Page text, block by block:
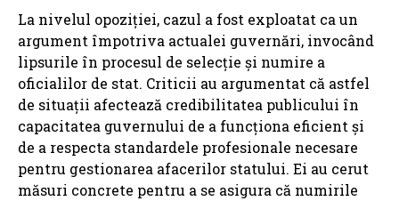
La nivelul opoziției, cazul a fost exploatat ca un
argument împotriva actualei guvernări, invocând
lipsurile în procesul de selecție și numire a
oficialilor de stat. Criticii au argumentat că astfel
de situații afectează credibilitatea publicului în
capacitatea guvernului de a funcționa eficient și
de a respecta standardele profesionale necesare
pentru gestionarea afacerilor statului. Ei au cerut
măsuri concrete pentru a se asigura că numirile